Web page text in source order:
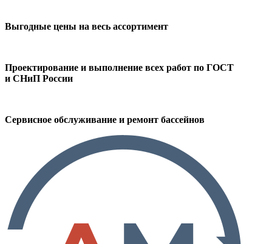
Выгодные цены на весь ассортимент
Проектирование и выполнение всех работ по ГОСТ
и СНиП России
Сервисное обслуживание и ремонт бассейнов